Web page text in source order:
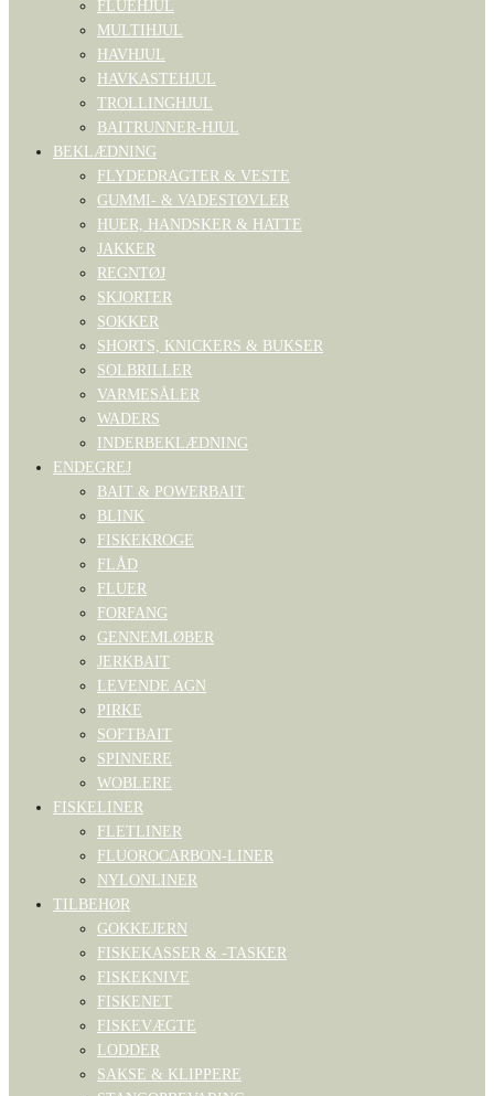
FLUEHJUL
MULTIHJUL
HAVHJUL
HAVKASTEHJUL
TROLLINGHJUL
BAITRUNNER-HJUL
BEKLÆDNING
FLYDEDRAGTER & VESTE
GUMMI- & VADESTØVLER
HUER, HANDSKER & HATTE
JAKKER
REGNTØJ
SKJORTER
SOKKER
SHORTS, KNICKERS & BUKSER
SOLBRILLER
VARMESÅLER
WADERS
INDERBEKLÆDNING
ENDEGREJ
BAIT & POWERBAIT
BLINK
FISKEKROGE
FLÅD
FLUER
FORFANG
GENNEMLØBER
JERKBAIT
LEVENDE AGN
PIRKE
SOFTBAIT
SPINNERE
WOBLERE
FISKELINER
FLETLINER
FLUOROCARBON-LINER
NYLONLINER
TILBEHØR
GOKKEJERN
FISKEKASSER & -TASKER
FISKEKNIVE
FISKENET
FISKEVÆGTE
LODDER
SAKSE & KLIPPERE